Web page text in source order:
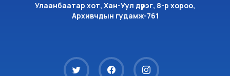
Улаанбаатар хот, Хан-Уул дүүрэг, 8-р хороо,
Архивчдын гудамж-761